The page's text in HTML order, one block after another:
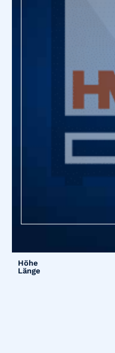
Höhe
Länge